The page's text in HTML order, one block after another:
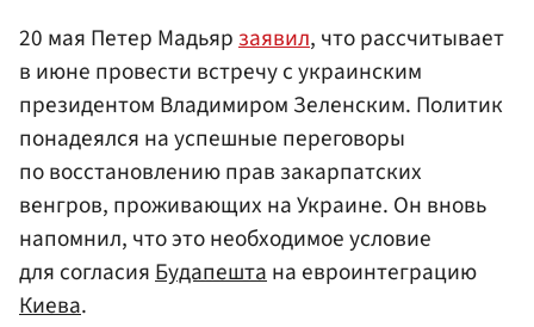
20 мая Петер Мадьярзаявил, что рассчитывает
в июне провести встречу с украинским
президентом Владимиром Зеленским. Политик
понадеялся на успешные переговоры
по восстановлению прав закарпатских
венгров, проживающих на Украине. Он вновь
напомнил, что это необходимое условие
для согласияБудапештана евроинтеграцию
Киева.